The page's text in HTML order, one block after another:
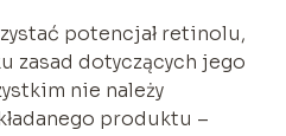
potencjał retinolu,
zasad dotyczących jego
nie należy
produktu –